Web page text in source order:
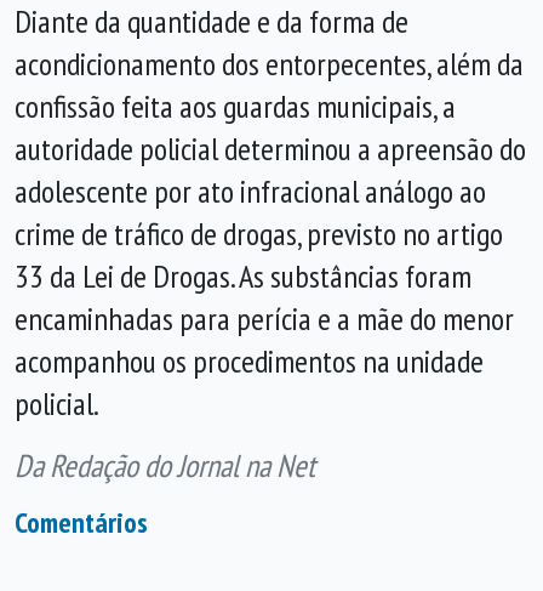
Diante da quantidade e da forma de
acondicionamento dos entorpecentes, além da
confissão feita aos guardas municipais, a
autoridade policial determinou a apreensão do
adolescente por ato infracional análogo ao
crime de tráfico de drogas, previsto no artigo
33 da Lei de Drogas. As substâncias foram
encaminhadas para perícia e a mãe do menor
acompanhou os procedimentos na unidade
policial.
Da Redação do Jornal na Net
Comentários